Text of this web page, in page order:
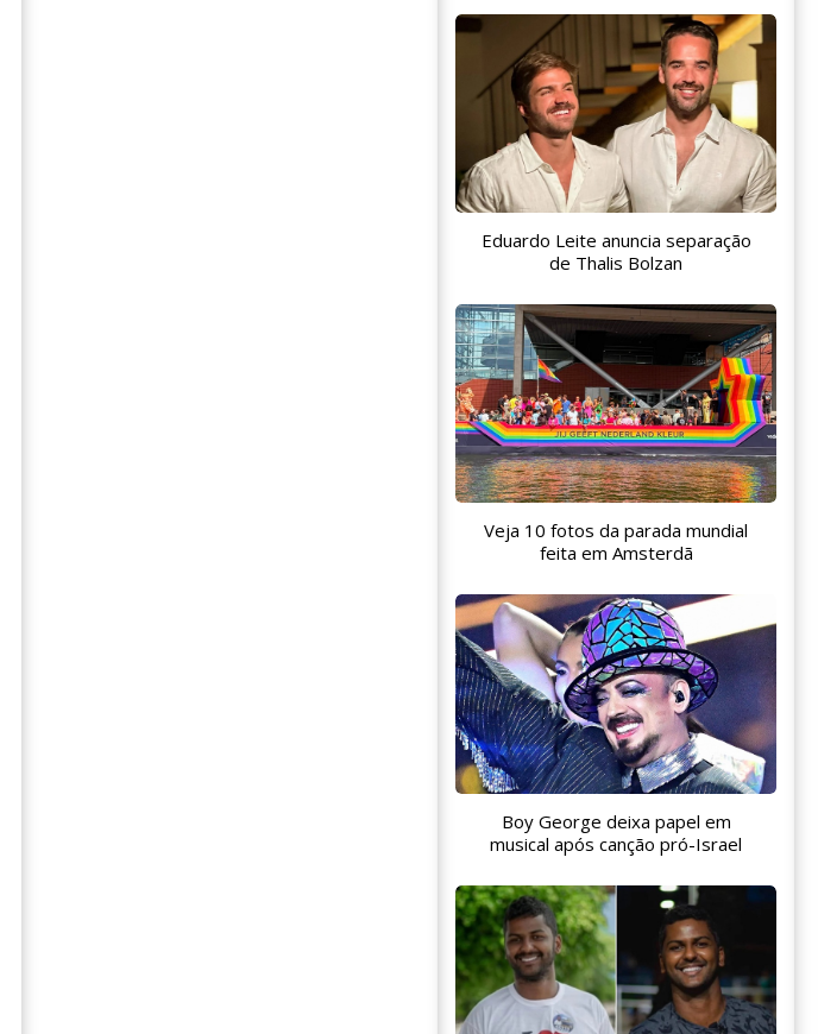
Eduardo Leite anuncia separação
de Thalis Bolzan
Veja 10 fotos da parada mundial
feita em Amsterdã
Boy George deixa papel em
musical após canção pró-Israel